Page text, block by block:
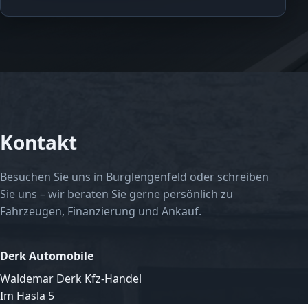
Kontakt
Besuchen Sie uns in Burglengenfeld oder schreiben
Sie uns – wir beraten Sie gerne persönlich zu
Fahrzeugen, Finanzierung und Ankauf.
Derk Automobile
Waldemar Derk Kfz-Handel
Im Hasla 5